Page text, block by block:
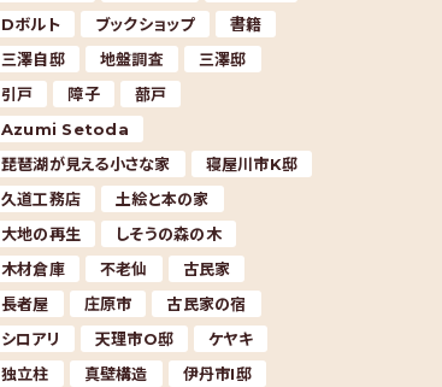
Dボルト
ブックショップ
書籍
三澤自邸
地盤調査
三澤邸
引戸
障子
蔀戸
Azumi Setoda
琵琶湖が見える小さな家
寝屋川市K邸
久道工務店
土絵と本の家
大地の再生
しそうの森の木
木材倉庫
不老仙
古民家
長者屋
庄原市
古民家の宿
シロアリ
天理市O邸
ケヤキ
独立柱
真壁構造
伊丹市I邸